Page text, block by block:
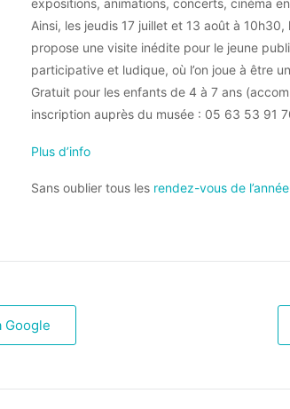
Ainsi, les jeudis 17 juillet et 13 août à
propose une visite inédite pour le jeune
participative et ludique, où l’on joue à être
Gratuit pour les enfants de 4 à 7 ans
inscription auprès du musée : 05 63 53 91
Plus d’info
Sans oublier tous les rendez-vous de
Google